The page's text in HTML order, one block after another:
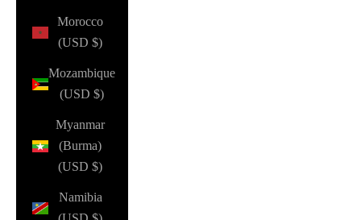
Morocco
(USD $)
Mozambique
(USD $)
Myanmar
(Burma)
(USD $)
Namibia